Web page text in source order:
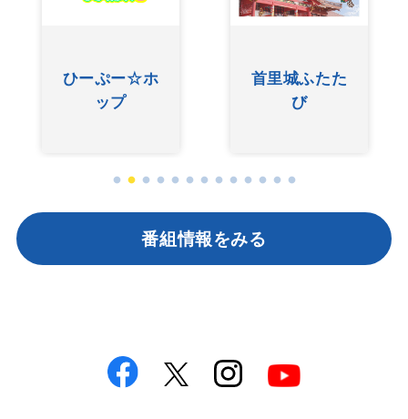
ひーぷー☆ホ
ップ
首里城ふたた
番組情報をみる